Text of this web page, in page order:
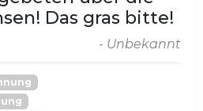
Das gras bitte!
- Unbekannt